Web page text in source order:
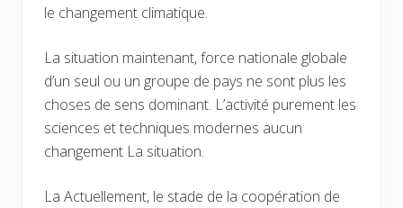
le changement climatique.
La situation maintenant, force nationale globale
d’un seul ou un groupe de pays ne sont plus les
choses de sens dominant. L’activité purement les
sciences et techniques modernes aucun
changement La situation.
La Actuellement, le stade de la coopération de